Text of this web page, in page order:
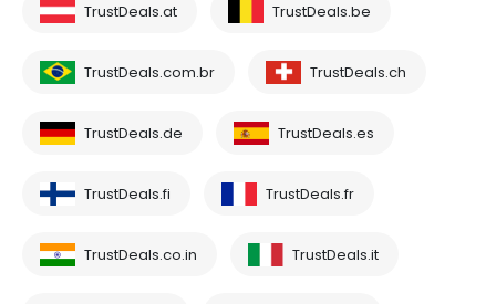
TrustDeals.at TrustDeals.be
TrustDeals.com.br TrustDeals.ch
TrustDeals.de TrustDeals.es
TrustDeals.fi TrustDeals.fr
TrustDeals.co.in TrustDeals.it